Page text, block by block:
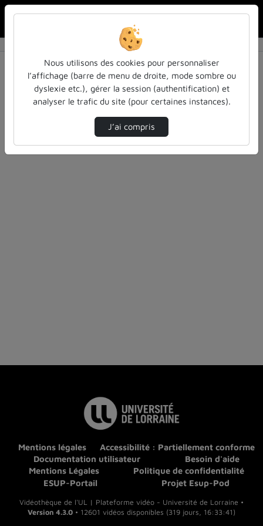
Résultats de la recherche
Filtres actifs (cliquer pour en retirer) :
interface
inspe inspe arts reportages
Mentions légales
Accessibilité : Partiellement conforme
Documentation utilisateur
Besoin d'aide
Mentions Légales
Politique de confidentialité
ESUP-Portail
Projet Esup-Pod
Vidéothèque de l'UL | Plateforme vidéo - Université de Lorraine •
Version 4.3.0 • 12601 vidéos disponibles (319 jours, 16:33:41)
Nous utilisons des cookies pour personnaliser
l’affichage (barre de menu de droite, mode sombre ou
dyslexie etc.), gérer la session (authentification) et
analyser le trafic du site (pour certaines instances).
J’ai compris